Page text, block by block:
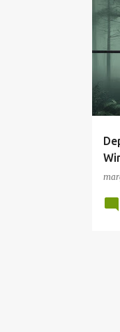
P
o
s
t
a
g